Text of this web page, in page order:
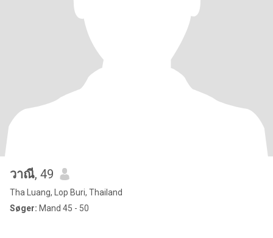
วาณี, 49
Tha Luang, Lop Buri, Thailand
Søger: Mand 45 - 50